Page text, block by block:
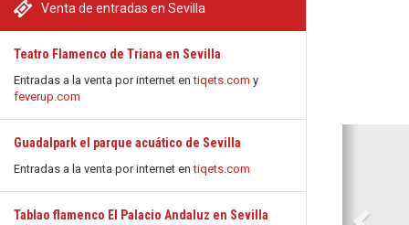
Venta de entradas en Sevilla
Teatro Flamenco de Triana en Sevilla
Entradas a la venta por internet entiqets.com y
feverup.com
Guadalpark el parque acuático de Sevilla
Entradas a la venta por internet entiqets.com
Tablao flamenco El Palacio Andaluz en Sevilla